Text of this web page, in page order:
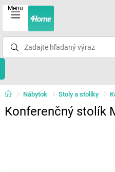
Menu
Nábytok Stoly a stolíky
Konferenčný stolík